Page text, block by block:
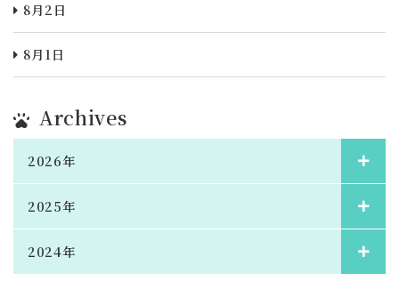
8月2日
8月1日
Archives
2026年
2025年
2024年